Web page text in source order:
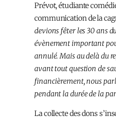
Prévot, étudiante
communication de la
devions fêter les 30 ans
évènement important
annulé. Mais au delà du
avant tout question de
financièrement, nous
pendant la durée de la
La collecte des dons